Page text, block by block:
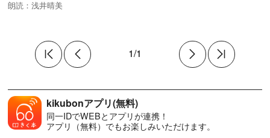
朗読：浅井晴美
1/1
kikubonアプリ(無料)
同一IDでWEBとアプリが連携！
アプリ（無料）でもお楽しみいただけます。